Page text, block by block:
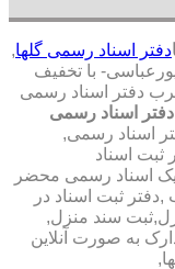
دفتر اسناد رسمی گلها,
آقای پورعباسی- با تخفیف
دفتر اسناد رسمی
دفتر اسناد رسمی
اسناد رسمی,
ثبت اسناد
اسناد رسمی محضر
ثبت اسناد در
سند منزل,
به صورت آنلاین